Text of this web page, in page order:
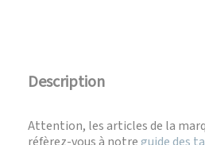
Description
Attention, les articles de la